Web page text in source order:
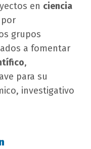
en ciencia
grupos
a fomentar
,
para su
investigativo